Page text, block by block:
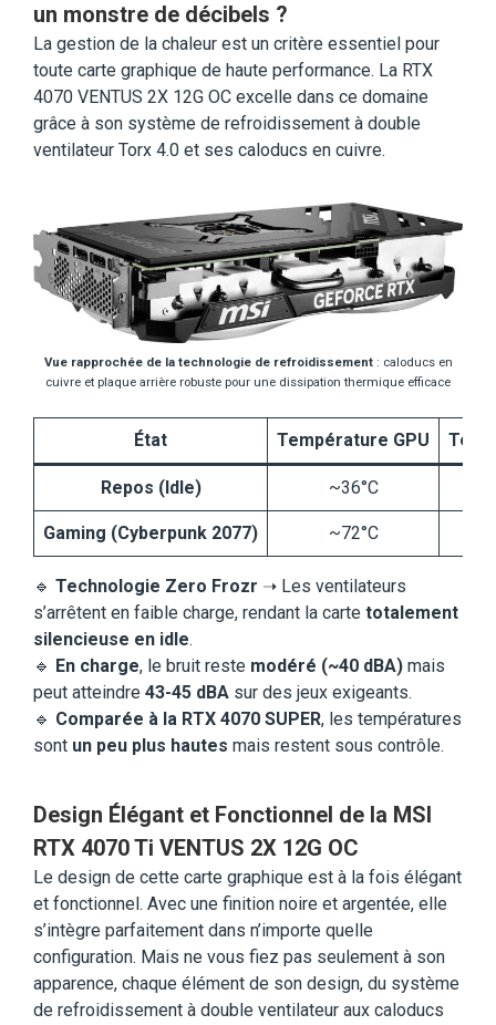
un monstre de décibels ?
La gestion de la chaleur est un critère essentiel pour
toute carte graphique de haute performance. La RTX
4070 VENTUS 2X 12G OC excelle dans ce domaine
grâce à son système de refroidissement à double
ventilateur Torx 4.0 et ses caloducs en cuivre.
Vue rapprochée de la technologie de refroidissement: caloducs en
cuivre et plaque arrière robuste pour une dissipation thermique efficace
État Température GPU
Repos (Idle) ~36°C
Gaming (Cyberpunk 2077) ~72°C
🔹 Technologie Zero Frozr ➝ Les ventilateurs
s’arrêtent en faible charge, rendant la carte totalement
silencieuse en idle.
🔹 En charge, le bruit reste modéré (~40 dBA) mais
peut atteindre 43-45 dBA sur des jeux exigeants.
🔹 Comparée à la RTX 4070 SUPER, les températures
sont un peu plus hautes mais restent sous contrôle.
Design Élégant et Fonctionnel de la MSI
RTX 4070 Ti VENTUS 2X 12G OC
Le design de cette carte graphique est à la fois élégant
et fonctionnel. Avec une finition noire et argentée, elle
s’intègre parfaitement dans n’importe quelle
configuration. Mais ne vous fiez pas seulement à son
apparence, chaque élément de son design, du système
de refroidissement à double ventilateur aux caloducs